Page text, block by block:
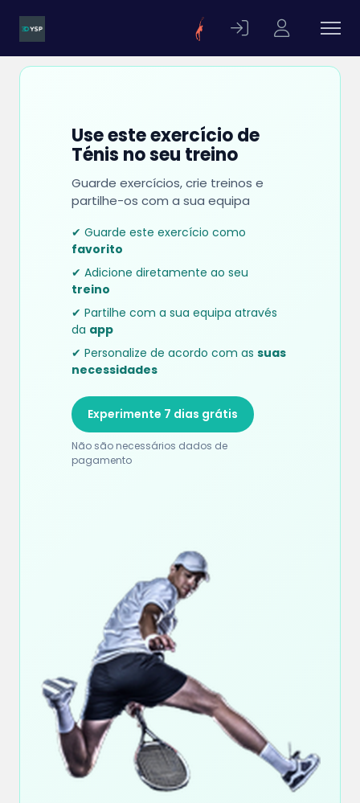
Use este exercício de
Ténis no seu treino
Guarde exercícios, crie treinos e
partilhe-os com a sua equipa
✔ Guarde este exercício como
favorito
✔ Adicione diretamente ao seu
treino
✔ Partilhe com a sua equipa através
da app
✔ Personalize de acordo com as suas
necessidades
Experimente 7 dias grátis
Não são necessários dados de
pagamento